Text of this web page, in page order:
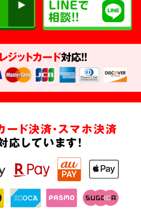
ジットカード対応!!
ード決済・スマホ決済
応しています!